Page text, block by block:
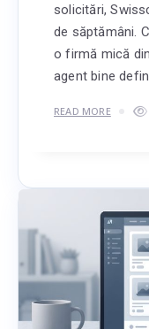
solicitări,
de săptămâni.
o firmă mică
agent bine
READ MORE